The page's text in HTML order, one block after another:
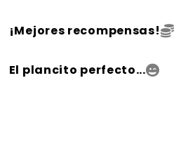
¡Mejores recompensas!
El plancito perfecto...